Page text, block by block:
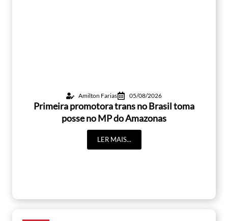
Amilton Farias 05/08/2026
Primeira promotora trans no Brasil toma
posse no MP do Amazonas
LER MAIS...